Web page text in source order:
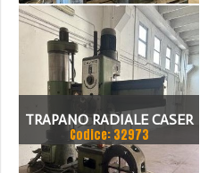
TRAPANO RADIALE CASER
60
Codice: 32973